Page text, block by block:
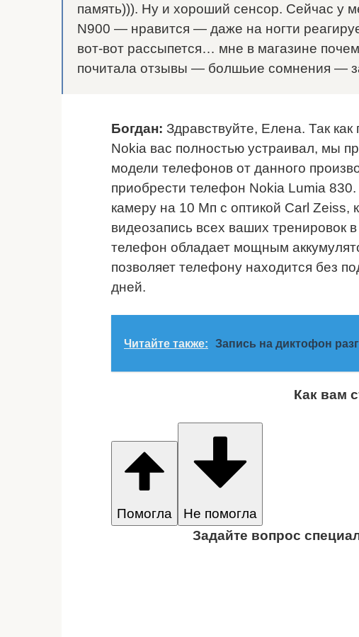
память))). Ну и хороший сенсор. Сейчас у
N900 — нравится — даже на ногти
вот-вот рассыпется… мне в магазине
почитала отзывы — болшьие сомнения —
Богдан: Здравствуйте, Елена. Так
Nokia вас полностью устраивал, мы
модели телефонов от данного
приобрести телефон Nokia Lumia
камеру на 10 Мп с оптикой Carl Zeiss,
видеозапись всех ваших тренировок
телефон обладает мощным
позволяет телефону находится без
дней.
Читайте также: Запись на диктофон
Как вам
Помогла
Не помогла
Задайте вопрос